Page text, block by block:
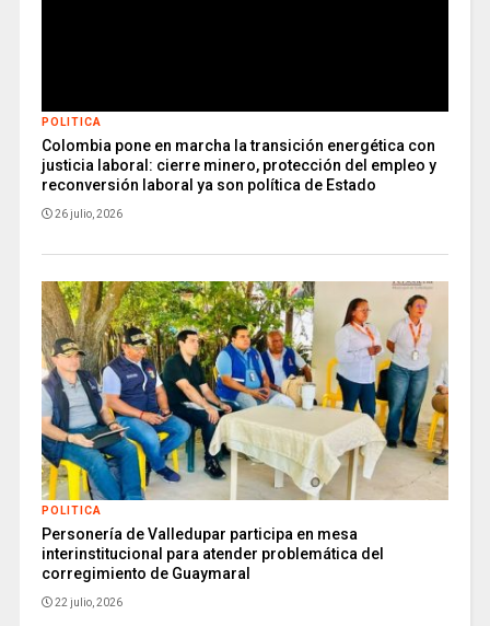
POLITICA
Colombia pone en marcha la transición energética con
justicia laboral: cierre minero, protección del empleo y
reconversión laboral ya son política de Estado
26 julio, 2026
POLITICA
Personería de Valledupar participa en mesa
interinstitucional para atender problemática del
corregimiento de Guaymaral
22 julio, 2026